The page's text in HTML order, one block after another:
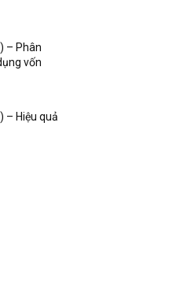
– Phân
vốn
– Hiệu quả